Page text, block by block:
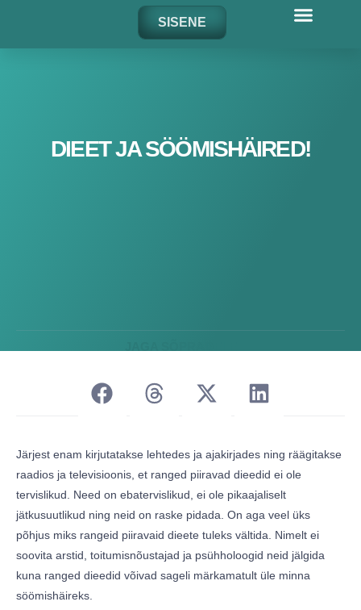
content
SISENE
DIEET JA SÖÖMISHÄIRED!
Järjest enam kirjutatakse lehtedes ja ajakirjades ning räägitakse
raadios ja televisioonis, et ranged piiravad dieedid ei ole
tervislikud. Need on ebatervislikud, ei ole pikaajaliselt
jätkusuutlikud ning neid on raske pidada. On aga veel üks
põhjus miks rangeid piiravaid dieete tuleks vältida. Nimelt ei
soovita arstid, toitumisnõustajad ja psühholoogid neid jälgida
kuna ranged dieedid võivad sageli märkamatult üle minna
söömishäireks.